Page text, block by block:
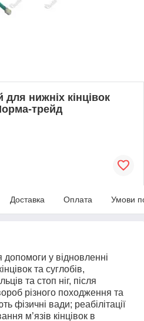
нижніх кінцівок
трейд
Доставка Оплата Умови
у відновленні
та суглобів,
та стоп ніг, після
різного походження та
вади; реабілітації
м’язів кінцівок в